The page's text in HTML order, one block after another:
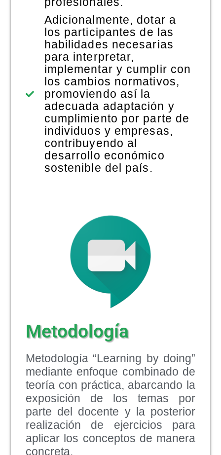
Adicionalmente, dotar a
los participantes de las
habilidades necesarias
para interpretar,
implementar y cumplir con
los cambios normativos,
promoviendo así la
adecuada adaptación y
cumplimiento por parte de
individuos y empresas,
contribuyendo al
desarrollo económico
sostenible del país.
Metodología
Metodología “Learning by doing”
mediante enfoque combinado de
teoría con práctica, abarcando la
exposición de los temas por
parte del docente y la posterior
realización de ejercicios para
aplicar los conceptos de manera
concreta.